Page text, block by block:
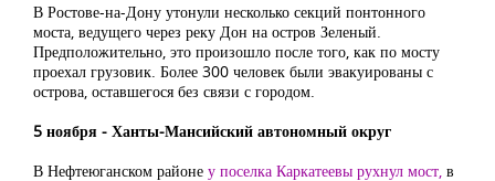
В Ростове-на-Дону утонули несколько секций понтонного
моста, ведущего через реку Дон на остров Зеленый.
Предположительно, это произошло после того, как по мосту
проехал грузовик. Более 300 человек были эвакуированы с
острова, оставшегося без связи с городом.
5 ноября ‒ Ханты-Мансийский автономный округ
В Нефтеюганском районе у поселка Каркатеевы рухнул мост, в